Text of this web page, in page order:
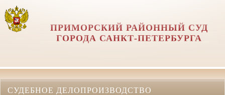
ПРИМОРСКИЙ РАЙОННЫЙ СУД
ГОРОДА САНКТ-ПЕТЕРБУРГА
СУДЕБНОЕ ДЕЛОПРОИЗВОДСТВО